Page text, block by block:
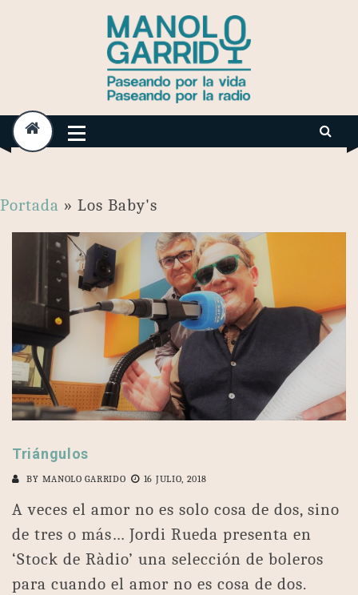
Portada » Los Baby's
Triángulos
BY MANOLO GARRIDO 16 JULIO, 2018
A veces el amor no es solo cosa de dos, sino
de tres o más… Jordi Rueda presenta en
‘Stock de Ràdio’ una selección de boleros
para cuando el amor no es cosa de dos.